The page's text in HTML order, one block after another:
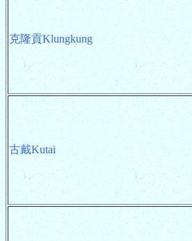
克隆貢Klungkung
古戴Kutai